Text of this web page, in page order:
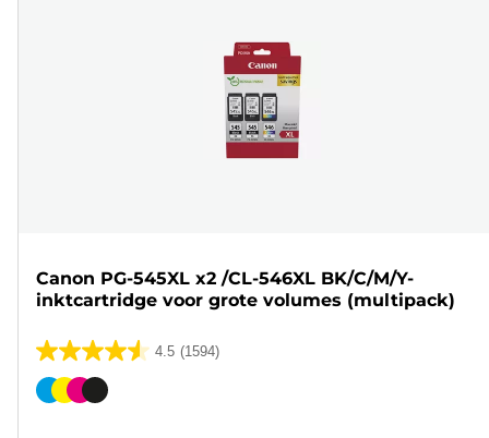
Canon PG-545XL x2 /CL-546XL BK/C/M/Y-
inktcartridge voor grote volumes (multipack)
4.5 (1594)
4.5
van
Kleurencartridge